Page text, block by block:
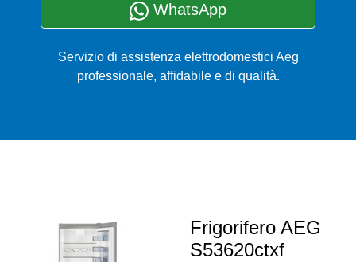
WhatsApp
Servizio di assistenza elettrodomestici Aeg
professionale, affidabile e di qualità.
Frigorifero AEG
S53620ctxf